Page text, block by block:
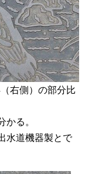
右側）の部分比
かる。
水道機器製とで